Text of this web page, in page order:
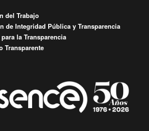
del Trabajo
de Integridad Pública y Transparencia
la Transparencia
Transparente